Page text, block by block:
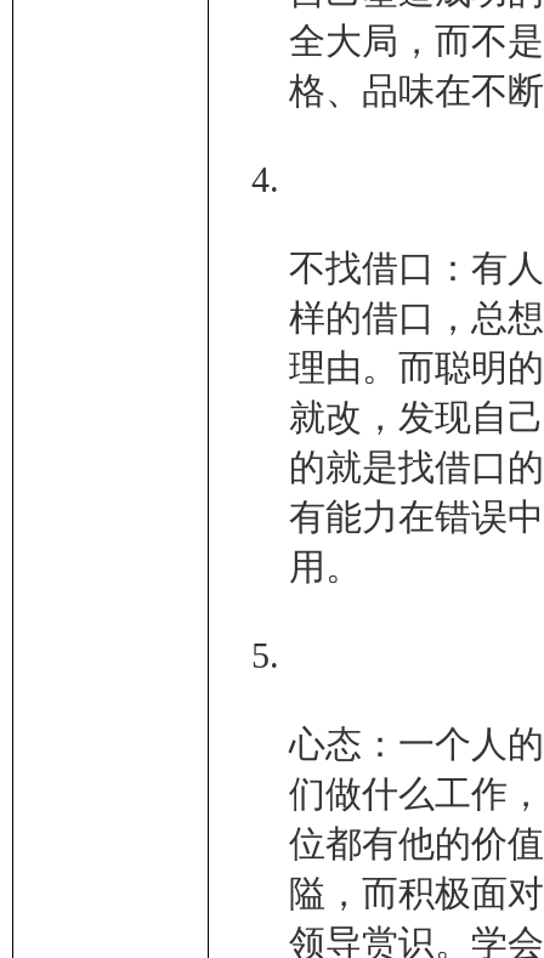
全大局，而不
格、品味在不
不找借口：有
样的借口，总
理由。而聪明
就改，发现自
的就是找借口
有能力在错误
用。
心态：一个人
们做什么工作
位都有他的价
隘，而积极面
领导赏识。学